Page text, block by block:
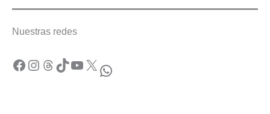
Nuestras redes
Facebook Instagram Threads TikTok YouTube X WhatsApp